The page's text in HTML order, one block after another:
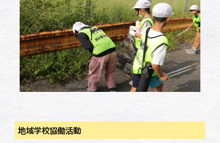
地域学校協働活動